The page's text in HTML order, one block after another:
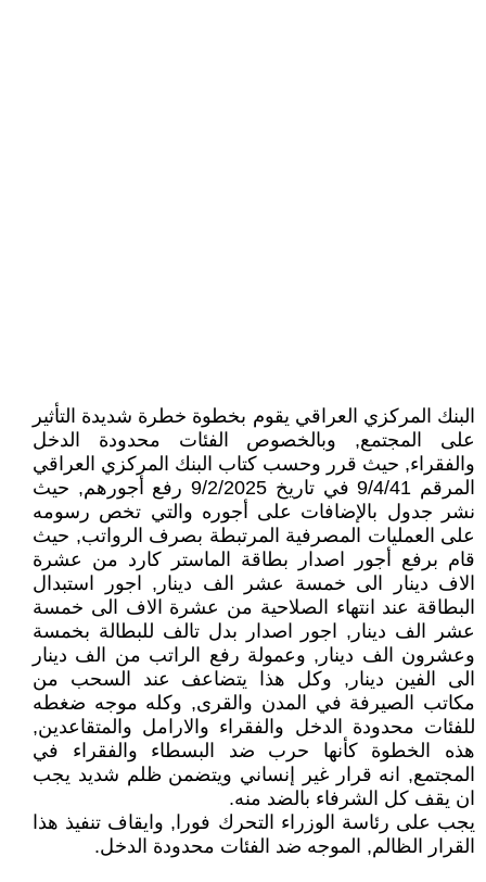
البنك المركزي العراقي يقوم بخطوة خطرة شديدة التأثير
على المجتمع, وبالخصوص الفئات محدودة الدخل
والفقراء, حيث قرر وحسب كتاب البنك المركزي العراقي
المرقم 9/4/41 في تاريخ 9/2/2025 رفع أجورهم, حيث
نشر جدول بالإضافات على أجوره والتي تخص رسومه
على العمليات المصرفية المرتبطة بصرف الرواتب, حيث
قام برفع أجور اصدار بطاقة الماستر كارد من عشرة
الاف دينار الى خمسة عشر الف دينار, اجور استبدال
البطاقة عند انتهاء الصلاحية من عشرة الاف الى خمسة
عشر الف دينار, اجور اصدار بدل تالف للبطالة بخمسة
وعشرون الف دينار, وعمولة رفع الراتب من الف دينار
الى الفين دينار, وكل هذا يتضاعف عند السحب من
مكاتب الصيرفة في المدن والقرى, وكله موجه ضغطه
للفئات محدودة الدخل والفقراء والارامل والمتقاعدين,
هذه الخطوة كأنها حرب ضد البسطاء والفقراء في
المجتمع, انه قرار غير إنساني ويتضمن ظلم شديد يجب
ان يقف كل الشرفاء بالضد منه.
يجب على رئاسة الوزراء التحرك فورا, وايقاف تنفيذ هذا
القرار الظالم, الموجه ضد الفئات محدودة الدخل.